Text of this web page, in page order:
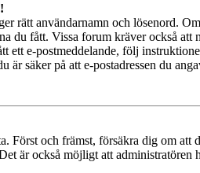
rätt användarnamn och lösenord.
du fått. Vissa forum kräver också
ett e-postmeddelande, följ
är säker på att e-postadressen du
och främst, försäkra dig om att
är också möjligt att administratören